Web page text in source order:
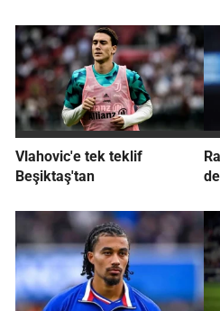
Vlahovic'e tek teklif
Beşiktaş'tan